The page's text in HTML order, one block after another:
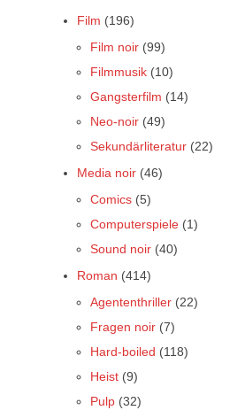
Film (196)
Film noir (99)
Filmmusik (10)
Gangsterfilm (14)
Neo-noir (49)
Sekundärliteratur (22)
Media noir (46)
Comics (5)
Computerspiele (1)
Sound noir (40)
Roman (414)
Agententhriller (22)
Fragen noir (7)
Hard-boiled (118)
Heist (9)
Pulp (32)